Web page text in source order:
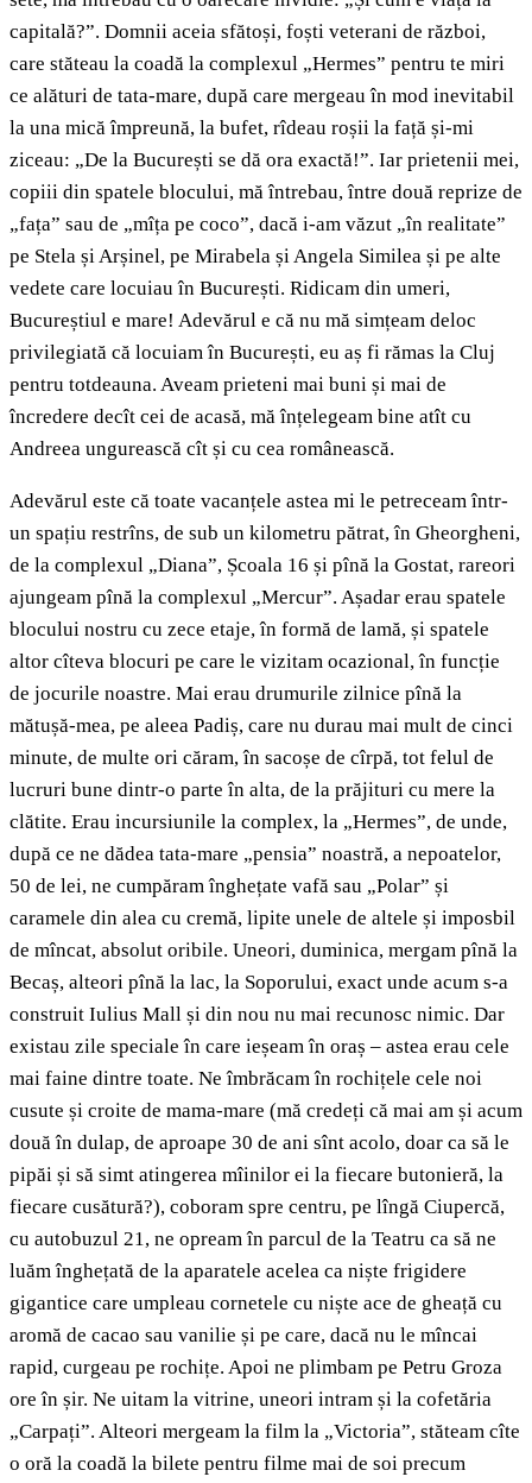
capitală?”. Domnii aceia sfătoși, foști veterani de război,
care stăteau la coadă la complexul „Hermes” pentru te miri
ce alături de tata-mare, după care mergeau în mod inevitabil
la una mică împreună, la bufet, rîdeau roșii la față și-mi
ziceau: „De la București se dă ora exactă!”. Iar prietenii mei,
copiii din spatele blocului, mă întrebau, între două reprize de
„fața” sau de „mîța pe coco”, dacă i-am văzut „în realitate”
pe Stela și Arșinel, pe Mirabela și Angela Similea și pe alte
vedete care locuiau în București. Ridicam din umeri,
Bucureștiul e mare! Adevărul e că nu mă simțeam deloc
privilegiată că locuiam în București, eu aș fi rămas la Cluj
pentru totdeauna. Aveam prieteni mai buni și mai de
încredere decît cei de acasă, mă înțelegeam bine atît cu
Andreea ungurească cît și cu cea românească.
Adevărul este că toate vacanțele astea mi le petreceam într-
un spațiu restrîns, de sub un kilometru pătrat, în Gheorgheni,
de la complexul „Diana”, Școala 16 și pînă la Gostat, rareori
ajungeam pînă la complexul „Mercur”. Așadar erau spatele
blocului nostru cu zece etaje, în formă de lamă, și spatele
altor cîteva blocuri pe care le vizitam ocazional, în funcție
de jocurile noastre. Mai erau drumurile zilnice pînă la
mătușă-mea, pe aleea Padiș, care nu durau mai mult de cinci
minute, de multe ori căram, în sacoșe de cîrpă, tot felul de
lucruri bune dintr-o parte în alta, de la prăjituri cu mere la
clătite. Erau incursiunile la complex, la „Hermes”, de unde,
după ce ne dădea tata-mare „pensia” noastră, a nepoatelor,
50 de lei, ne cumpăram înghețate vafă sau „Polar” și
caramele din alea cu cremă, lipite unele de altele și imposbil
de mîncat, absolut oribile. Uneori, duminica, mergam pînă la
Becaș, alteori pînă la lac, la Soporului, exact unde acum s-a
construit Iulius Mall și din nou nu mai recunosc nimic. Dar
existau zile speciale în care ieșeam în oraș – astea erau cele
mai faine dintre toate. Ne îmbrăcam în rochițele cele noi
cusute și croite de mama-mare (mă credeți că mai am și acum
două în dulap, de aproape 30 de ani sînt acolo, doar ca să le
pipăi și să simt atingerea mîinilor ei la fiecare butonieră, la
fiecare cusătură?), coboram spre centru, pe lîngă Ciupercă,
cu autobuzul 21, ne opream în parcul de la Teatru ca să ne
luăm înghețată de la aparatele acelea ca niște frigidere
gigantice care umpleau cornetele cu niște ace de gheață cu
aromă de cacao sau vanilie și pe care, dacă nu le mîncai
rapid, curgeau pe rochițe. Apoi ne plimbam pe Petru Groza
ore în șir. Ne uitam la vitrine, uneori intram și la cofetăria
„Carpați”. Alteori mergeam la film la „Victoria”, stăteam cîte
o oră la coadă la bilete pentru filme mai de soi precum